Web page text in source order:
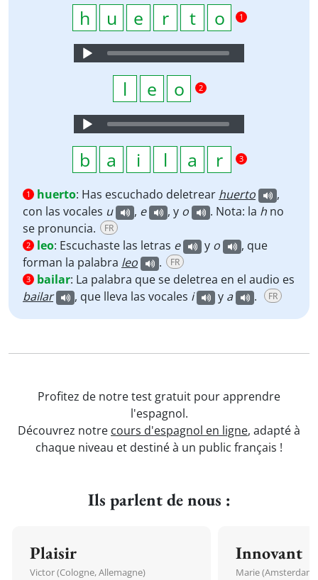
1
Audio
2
Audio
3
1 huerto: Has escuchado deletrear huerto
,
con las vocales u , e , y o . Nota: la h no
se pronuncia.
FR
2 leo: Escuchaste las letras e y o
, que
forman la palabra leo . FR
3 bailar: La palabra que se deletrea en el audio es
bailar
, que lleva las vocales i y a . FR
Profitez de notre test gratuit pour apprendre
l'espagnol.
Découvrez notre cours d'espagnol en ligne, adapté à
chaque niveau et destiné à un public français !
Ils parlent de nous :
Plaisir
Victor (Cologne, Allemagne)
Innovant
Marie (Amsterdam,